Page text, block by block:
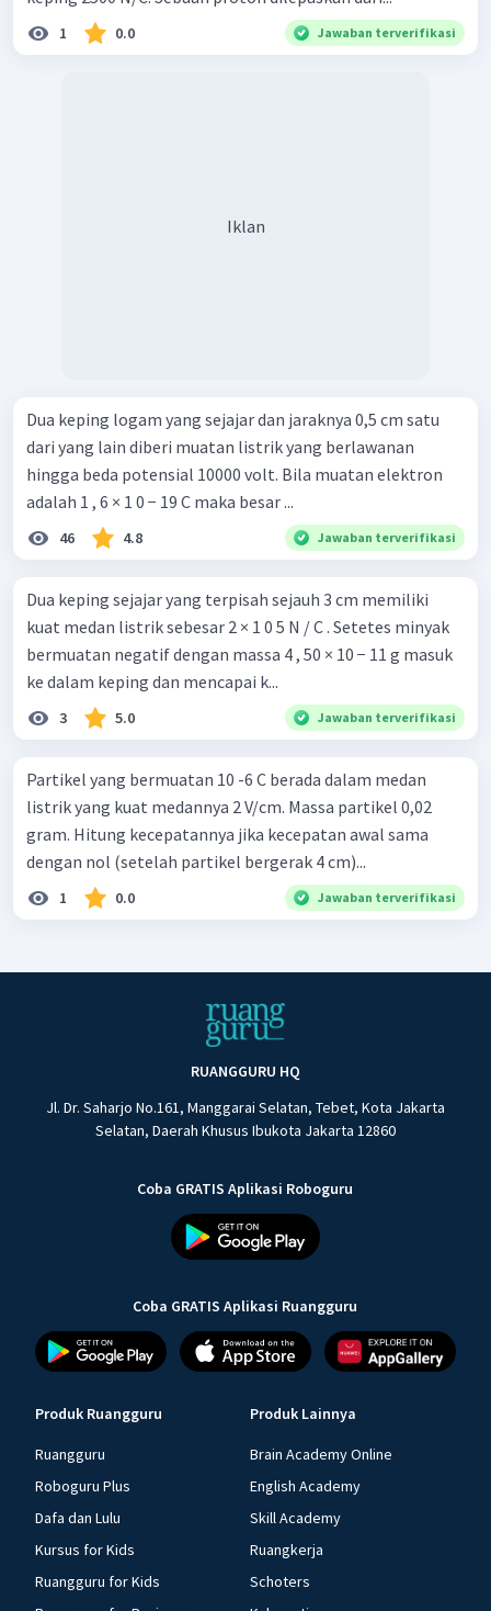
1 0.0 Jawaban terverifikasi
Iklan
Dua keping logam yang sejajar dan jaraknya 0,5 cm satu
dari yang lain diberi muatan listrik yang berlawanan
hingga beda potensial 10000 volt. Bila muatan elektron
adalah 1 , 6 × 1 0 − 19 C maka besar ...
46 4.8 Jawaban terverifikasi
Dua keping sejajar yang terpisah sejauh 3 cm memiliki
kuat medan listrik sebesar 2 × 1 0 5 N / C . Setetes minyak
bermuatan negatif dengan massa 4 , 50 × 10 − 11 g masuk
ke dalam keping dan mencapai k...
3 5.0 Jawaban terverifikasi
Partikel yang bermuatan 10 -6 C berada dalam medan
listrik yang kuat medannya 2 V/cm. Massa partikel 0,02
gram. Hitung kecepatannya jika kecepatan awal sama
dengan nol (setelah partikel bergerak 4 cm)...
1 0.0 Jawaban terverifikasi
RUANGGURU HQ
Jl. Dr. Saharjo No.161, Manggarai Selatan, Tebet, Kota Jakarta
Selatan, Daerah Khusus Ibukota Jakarta 12860
Coba GRATIS Aplikasi Roboguru
Coba GRATIS Aplikasi Ruangguru
Produk Ruangguru
Ruangguru
Roboguru Plus
Dafa dan Lulu
Kursus for Kids
Ruangguru for Kids
Produk Lainnya
Brain Academy Online
English Academy
Skill Academy
Ruangkerja
Schoters